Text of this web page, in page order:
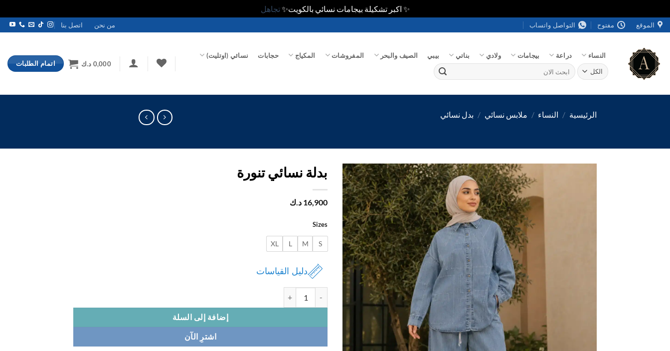
✨ اكبر تشكيلة بيجامات نسائي بالكويت✨تجاهل
تخطي
للمحتوى
الموقع مفتوح التواصل واتساب من نحن اتصل بنا
النساء دراعة بيجامات ولادي بناتي بيبي الصيف والبحر المفروشات المكياج حجابات نسائي (اوتليت)
البحث
عن:
0,000 د.ك اتمام الطلبات
الرئيسية / النساء / ملابس نسائي / بدل نسائي
اضف
الي
المفضلة
بدلة نسائي تنورة
16,900 د.ك
Sizes
S
M
L
XL
دليل القياسات
إضافة إلى السلة
اشترِ الآن